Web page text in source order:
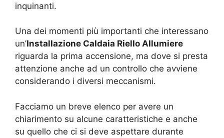
inquinanti.
Una dei momenti più importanti che interessano
un’Installazione Caldaia Riello Allumiere
riguarda la prima accensione, ma dove si presta
attenzione anche ad un controllo che avviene
considerando i diversi meccanismi.
Facciamo un breve elenco per avere un
chiarimento su alcune caratteristiche e anche
su quello che ci si deve aspettare durante